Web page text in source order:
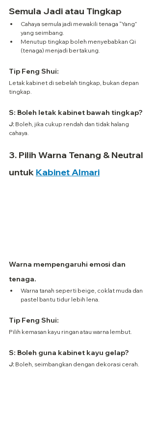
Semula Jadi atau Tingkap
Cahaya semula jadi mewakili tenaga “Yang”
yang seimbang.
Menutup tingkap boleh menyebabkan Qi
(tenaga) menjadi bertakung.
Tip Feng Shui:
Letak kabinet di sebelah tingkap, bukan depan
tingkap.
S: Boleh letak kabinet bawah tingkap?
J: Boleh, jika cukup rendah dan tidak halang
cahaya.
3. Pilih Warna Tenang & Neutral
untuk Kabinet Almari
Warna mempengaruhi emosi dan
tenaga.
Warna tanah seperti beige, coklat muda dan
pastel bantu tidur lebih lena.
Tip Feng Shui:
Pilih kemasan kayu ringan atau warna lembut.
S: Boleh guna kabinet kayu gelap?
J: Boleh, seimbangkan dengan dekorasi cerah.